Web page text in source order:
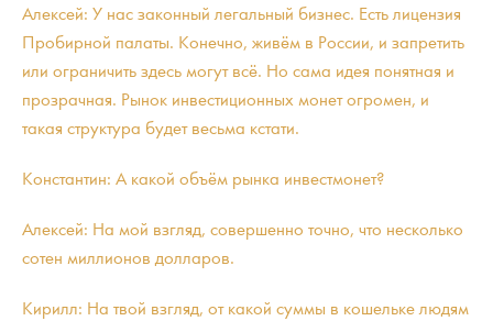
Алексей: У нас законный легальный бизнес. Есть лицензия
Пробирной палаты. Конечно, живём в России, и запретить
или ограничить здесь могут всё. Но сама идея понятная и
прозрачная. Рынок инвестиционных монет огромен, и
такая структура будет весьма кстати.
Константин: А какой объём рынка инвестмонет?
Алексей: На мой взгляд, совершенно точно, что несколько
сотен миллионов долларов.
Кирилл: На твой взгляд, от какой суммы в кошельке людям